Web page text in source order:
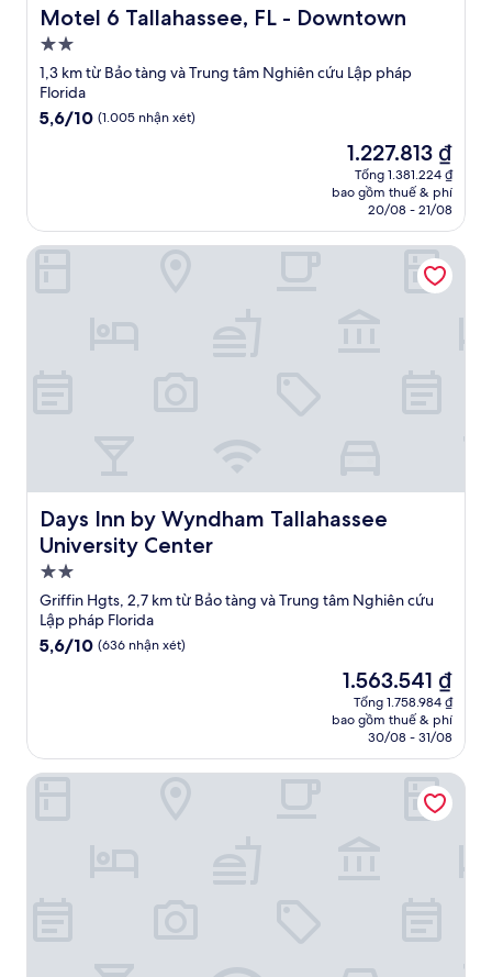
Motel 6 Tallahassee, FL - Downtown
Motel 6 Tallahassee, FL - Downtown
Nơi
lưu
trú
2.0
1,3 km từ Bảo tàng và Trung tâm Nghiên cứu Lập pháp
Florida
5.6
5,6/10 (1.005 nhận xét)
Giá
hiện
tại
1.227.813 ₫
1.227.813 ₫
Tổng 1.381.224 ₫
bao gồm thuế & phí
20/08 - 21/08
Days Inn by Wyndham Tallahassee
University Center
Days Inn by Wyndham Tallahassee University Center
Nơi
lưu
trú
2.0
Griffin Hgts, 2,7 km từ Bảo tàng và Trung tâm Nghiên cứu
Lập pháp Florida
5.6
5,6/10 (636 nhận xét)
Giá
hiện
tại
1.563.541 ₫
1.563.541 ₫
Tổng 1.758.984 ₫
bao gồm thuế & phí
30/08 - 31/08
Days Inn by Wyndham Tallahassee University Center
Wyndham Garden Tallahassee Capitol